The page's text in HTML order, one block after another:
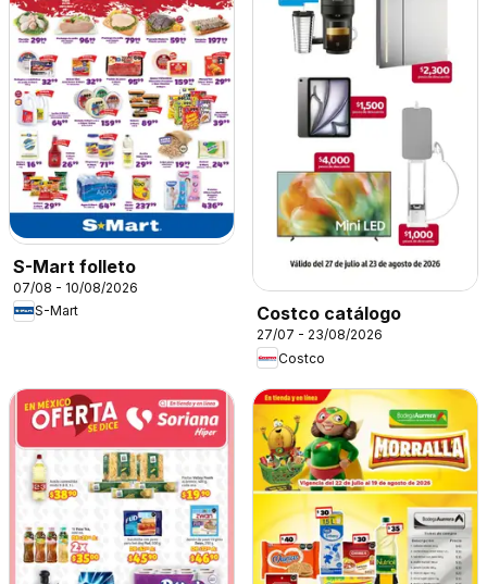
S-Mart folleto
07/08 - 10/08/2026
S-Mart
Costco catálogo
27/07 - 23/08/2026
Costco